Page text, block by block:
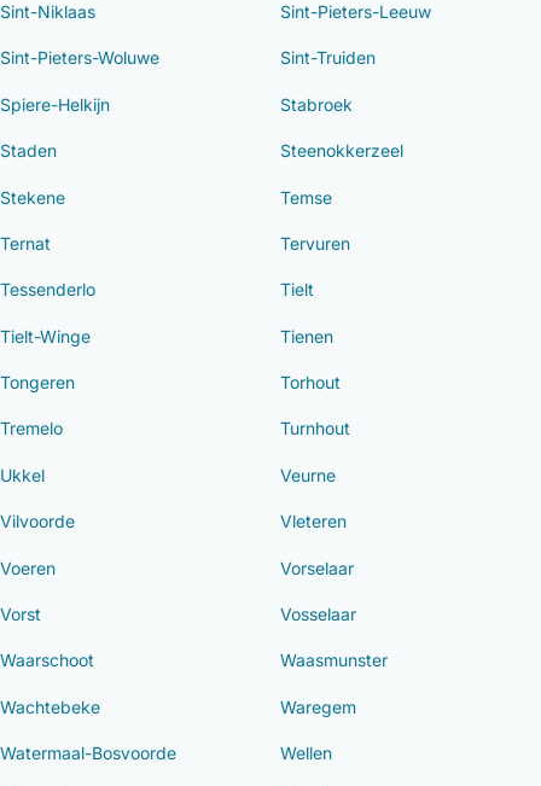
Sint-Niklaas Sint-Pieters-Leeuw
Sint-Pieters-Woluwe Sint-Truiden
Spiere-Helkijn Stabroek
Staden Steenokkerzeel
Stekene Temse
Ternat Tervuren
Tessenderlo Tielt
Tielt-Winge Tienen
Tongeren Torhout
Tremelo Turnhout
Ukkel Veurne
Vilvoorde Vleteren
Voeren Vorselaar
Vorst Vosselaar
Waarschoot Waasmunster
Wachtebeke Waregem
Watermaal-Bosvoorde Wellen